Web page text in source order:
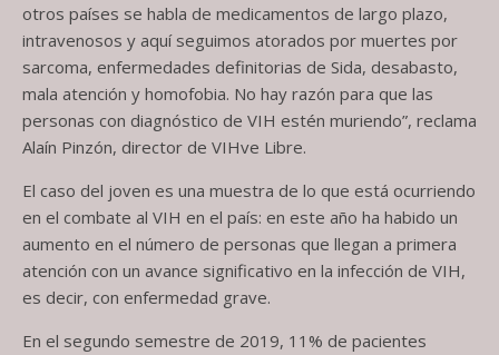
otros países se habla de medicamentos de largo plazo,
intravenosos y aquí seguimos atorados por muertes por
sarcoma, enfermedades definitorias de Sida, desabasto,
mala atención y homofobia. No hay razón para que las
personas con diagnóstico de VIH estén muriendo”, reclama
Alaín Pinzón, director de VIHve Libre.
El caso del joven es una muestra de lo que está ocurriendo
en el combate al VIH en el país: en este año ha habido un
aumento en el número de personas que llegan a primera
atención con un avance significativo en la infección de VIH,
es decir, con enfermedad grave.
En el segundo semestre de 2019, 11% de pacientes